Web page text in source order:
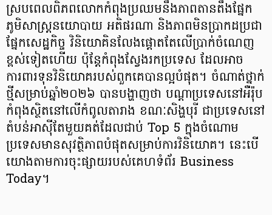
ស្របពេលពិភពលោកកំពុងប្រឈមនឹងភាពតានតឹងផ្នែក
ភូមិសាស្ត្រនយោបាយ អតិផរណា និងភាពមិនប្រាកដប្រជា
ផ្នែកសេដ្ឋកិច្ច វិនិយោគិនលែង​ផ្តោតតែលើប្រាក់ចំណេញ
ខ្ពស់ទៀតហើយ ប៉ុន្តែកំពុងស្វែងរកប្រទេស ដែលអាច
ការពារទុនវិនិយោគរបស់​ពួកគេបានល្អបំផុត។ ចំណាត់ថ្នាក់
ថ្មីសម្រាប់ឆ្នាំ២០២៦ បានបង្ហាញថា បណ្ដាប្រទេសនៅអឺរ៉ុប
កំពុងស្ថិតនៅលើ​កំពូលតារាង ខណៈសិង្ហបុរី ជាប្រទេសនៅ
តំបន់អាស៊ីតែមួយគត់ដែលជាប់ Top 5 ក្នុងចំណោម
ប្រទេសមានសុវត្ថិភាពបំផុតសម្រាប់ការវិនិយោគ។ ​នេះបើ​
យោងតាមការចុះផ្សាយរបស់គេហទំព័រ Business
Today។